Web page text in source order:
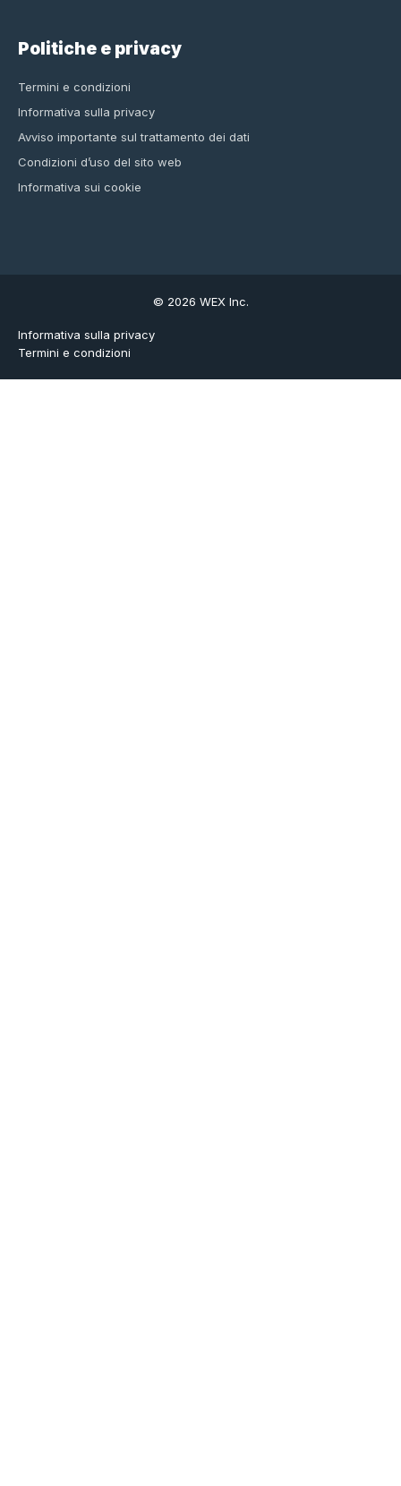
Politiche e privacy
Termini e condizioni
Informativa sulla privacy
Avviso importante sul trattamento dei dati
Condizioni d’uso del sito web
Informativa sui cookie
© 2026 WEX Inc.
Informativa sulla privacy
Termini e condizioni